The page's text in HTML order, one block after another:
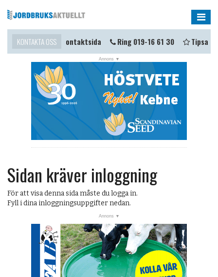
KONTAKTA OSS
i kontakt? Kontaktsida Ring 019-16 61 30 Tipsa oss
Sidan kräver inloggning
För att visa denna sida måste du logga in.
Fyll i dina inloggningsuppgifter nedan.